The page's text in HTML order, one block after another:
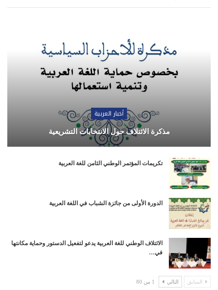
أخبار العربية
مذكرة الائتلاف حول الانتخابات التشريعية
تكريمات المؤتمر الوطني الثامن للغة العربية
الدورة الأولى من جائزة الشباب في اللغة العربية
الائتلاف الوطني للغة العربية يدعو لتفعيل الدستور وحماية مكانتها
في…
السابق التالي 1 من 80